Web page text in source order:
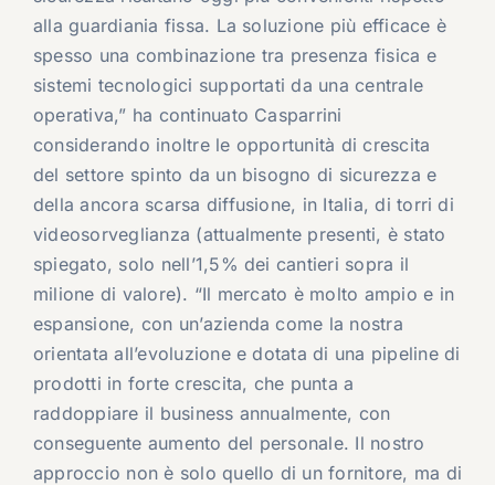
alla guardiania fissa. La soluzione più efficace è
spesso una combinazione tra presenza fisica e
sistemi tecnologici supportati da una centrale
operativa,” ha continuato Casparrini
considerando inoltre le opportunità di crescita
del settore spinto da un bisogno di sicurezza e
della ancora scarsa diffusione, in Italia, di torri di
videosorveglianza (attualmente presenti, è stato
spiegato, solo nell’1,5% dei cantieri sopra il
milione di valore). “Il mercato è molto ampio e in
espansione, con un’azienda come la nostra
orientata all’evoluzione e dotata di una pipeline di
prodotti in forte crescita, che punta a
raddoppiare il business annualmente, con
conseguente aumento del personale. Il nostro
approccio non è solo quello di un fornitore, ma di